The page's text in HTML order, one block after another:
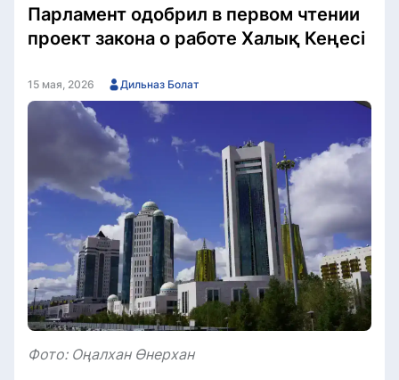
Спорт
Культура
Разное
Мнение
Видео
Мир
Этический кодекс
Служу стране
Парламент одобрил в первом чтении
проект закона о работе Халық Кеңесі
15 мая, 2026 Дильназ Болат
Фото: Оңалхан Өнерхан